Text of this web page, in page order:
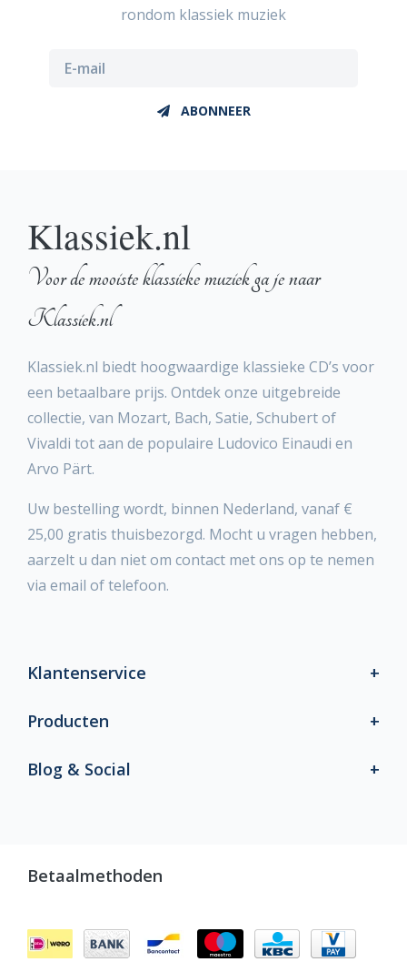
rondom klassiek muziek
ABONNEER
Klassiek.nl
Voor de mooiste klassieke muziek ga je naar
Klassiek.nl
Klassiek.nl biedt hoogwaardige klassieke CD’s voor
een betaalbare prijs. Ontdek onze uitgebreide
collectie, van Mozart, Bach, Satie, Schubert of
Vivaldi tot aan de populaire Ludovico Einaudi en
Arvo Pärt.
Uw bestelling wordt, binnen Nederland, vanaf €
25,00 gratis thuisbezorgd. Mocht u vragen hebben,
aarzelt u dan niet om contact met ons op te nemen
via email of telefoon.
Klantenservice
Producten
Blog & Social
Betaalmethoden